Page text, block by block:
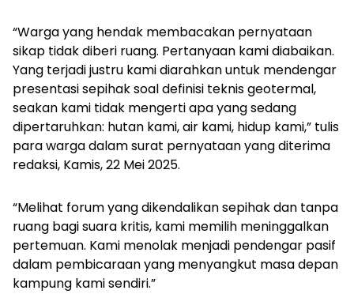
“Warga yang hendak membacakan pernyataan
sikap tidak diberi ruang. Pertanyaan kami diabaikan.
Yang terjadi justru kami diarahkan untuk mendengar
presentasi sepihak soal definisi teknis geotermal,
seakan kami tidak mengerti apa yang sedang
dipertaruhkan: hutan kami, air kami, hidup kami,” tulis
para warga dalam surat pernyataan yang diterima
redaksi, Kamis, 22 Mei 2025.
“Melihat forum yang dikendalikan sepihak dan tanpa
ruang bagi suara kritis, kami memilih meninggalkan
pertemuan. Kami menolak menjadi pendengar pasif
dalam pembicaraan yang menyangkut masa depan
kampung kami sendiri.”